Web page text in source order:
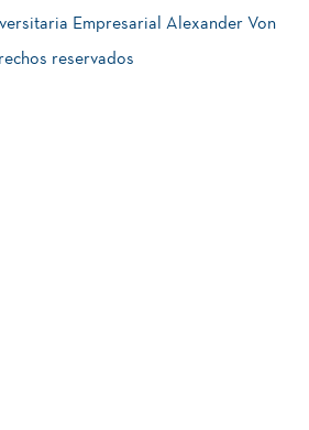
Empresarial Alexander Von
reservados